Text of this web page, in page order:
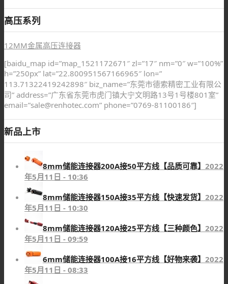
高压系列
12MM金属高压连接器
[baidu_map id=”map_1521172671″ zl=”17″ nm=”0″ w=”100%”
h=”250px” lat=”22.800951567166965″ lon=”
113.71322419242898″ biz_name=”东莞市德索精密工业有限公
司” address=”广东省东莞市虎门镇大宁文明路13号1号楼801室”
email=”sale@renhotec.com” phone=”0769-81100186″]
新品上市
8mm储能连接器200A接50平方线【品质可靠】 2022
年5月11日 - 10:36
8mm储能连接器150A接35平方线【快速发货】 2022
年5月11日 - 10:30
8mm储能连接器120A接25平方线【三种颜色】 2022
年5月11日 - 09:59
6mm储能连接器100A接16平方线【好物来袭】 2022
年5月11日 - 08:33